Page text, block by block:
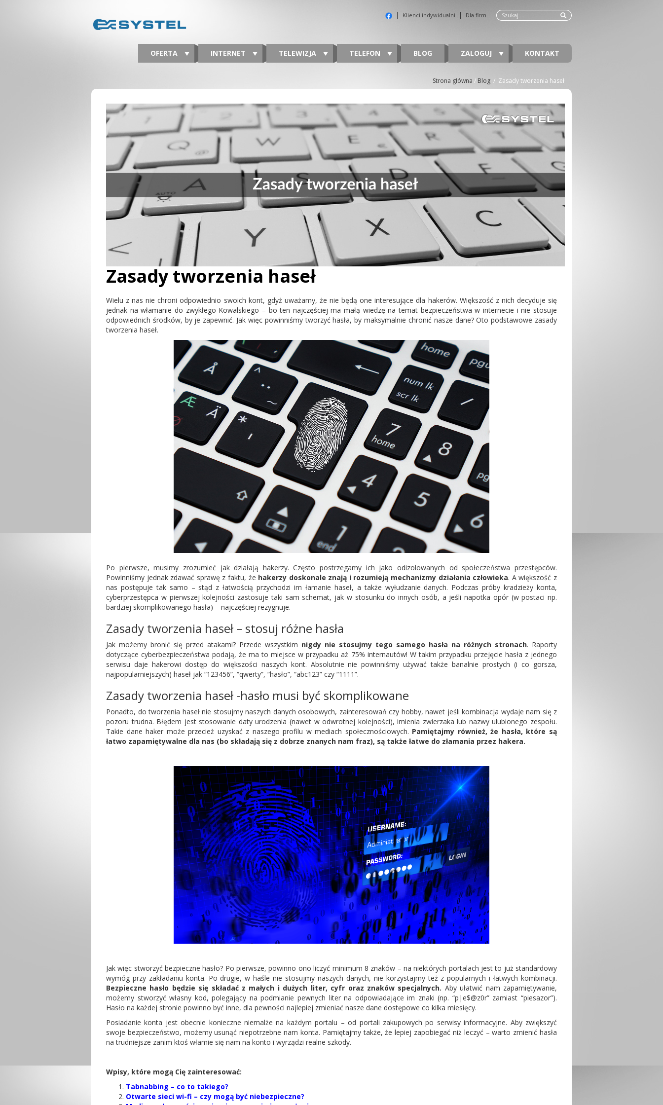
Klienci indywidualni Dla firm
OFERTA INTERNET TELEWIZJA TELEFON BLOG ZALOGUJ KONTAKT
Strona główna / Blog / Zasady tworzenia haseł
Zasady tworzenia haseł
Wielu z nas nie chroni odpowiednio swoich kont, gdyż uważamy, że nie będą one interesujące dla hakerów. Większość z nich decyduje się
jednak na włamanie do zwykłego Kowalskiego – bo ten najczęściej ma małą wiedzę na temat bezpieczeństwa w internecie i nie stosuje
odpowiednich środków, by je zapewnić. Jak więc powinniśmy tworzyć hasła, by maksymalnie chronić nasze dane? Oto podstawowe zasady
tworzenia haseł.
Po pierwsze, musimy zrozumieć jak działają hakerzy. Często postrzegamy ich jako odizolowanych od społeczeństwa przestępców.
Powinniśmy jednak zdawać sprawę z faktu, że hakerzy doskonale znają i rozumieją mechanizmy działania człowieka. A większość z
nas postępuje tak samo – stąd z łatwością przychodzi im łamanie haseł, a także wyłudzanie danych. Podczas próby kradzieży konta,
cyberprzestępca w pierwszej kolejności zastosuje taki sam schemat, jak w stosunku do innych osób, a jeśli napotka opór (w postaci np.
bardziej skomplikowanego hasła) – najczęściej rezygnuje.
Zasady tworzenia haseł – stosuj różne hasła
Jak możemy bronić się przed atakami? Przede wszystkim nigdy nie stosujmy tego samego hasła na różnych stronach. Raporty
dotyczące cyberbezpieczeństwa podają, że ma to miejsce w przypadku aż 75% internautów! W takim przypadku przejęcie hasła z jednego
serwisu daje hakerowi dostęp do większości naszych kont. Absolutnie nie powinniśmy używać także banalnie prostych (i co gorsza,
najpopularniejszych) haseł jak “123456”, “qwerty”, “hasło”, “abc123” czy “1111”.
Zasady tworzenia haseł -hasło musi być skomplikowane
Ponadto, do tworzenia haseł nie stosujmy naszych danych osobowych, zainteresowań czy hobby, nawet jeśli kombinacja wydaje nam się z
pozoru trudna. Błędem jest stosowanie daty urodzenia (nawet w odwrotnej kolejności), imienia zwierzaka lub nazwy ulubionego zespołu.
Takie dane haker może przecież uzyskać z naszego profilu w mediach społecznościowych. Pamiętajmy również, że hasła, które są
łatwo zapamiętywalne dla nas (bo składają się z dobrze znanych nam fraz), są także łatwe do złamania przez hakera.
Jak więc stworzyć bezpieczne hasło? Po pierwsze, powinno ono liczyć minimum 8 znaków – na niektórych portalach jest to już standardowy
wymóg przy zakładaniu konta. Po drugie, w haśle nie stosujmy naszych danych, nie korzystajmy też z popularnych i łatwych kombinacji.
Bezpieczne hasło będzie się składać z małych i dużych liter, cyfr oraz znaków specjalnych. Aby ułatwić nam zapamiętywanie,
możemy stworzyć własny kod, polegający na podmianie pewnych liter na odpowiadające im znaki (np. “p|e$@z0r” zamiast “piesazor”).
Hasło na każdej stronie powinno być inne, dla pewności najlepiej zmieniać nasze dane dostępowe co kilka miesięcy.
Posiadanie konta jest obecnie konieczne niemalże na każdym portalu – od portali zakupowych po serwisy informacyjne. Aby zwiększyć
swoje bezpieczeństwo, możemy usunąć niepotrzebne nam konta. Pamiętajmy także, że lepiej zapobiegać niż leczyć – warto zmienić hasła
na trudniejsze zanim ktoś włamie się nam na konto i wyrządzi realne szkody.
Wpisy, które mogą Cię zainteresować:
Tabnabbing – co to takiego?
Otwarte sieci wi-fi – czy mogą być niebezpieczne?